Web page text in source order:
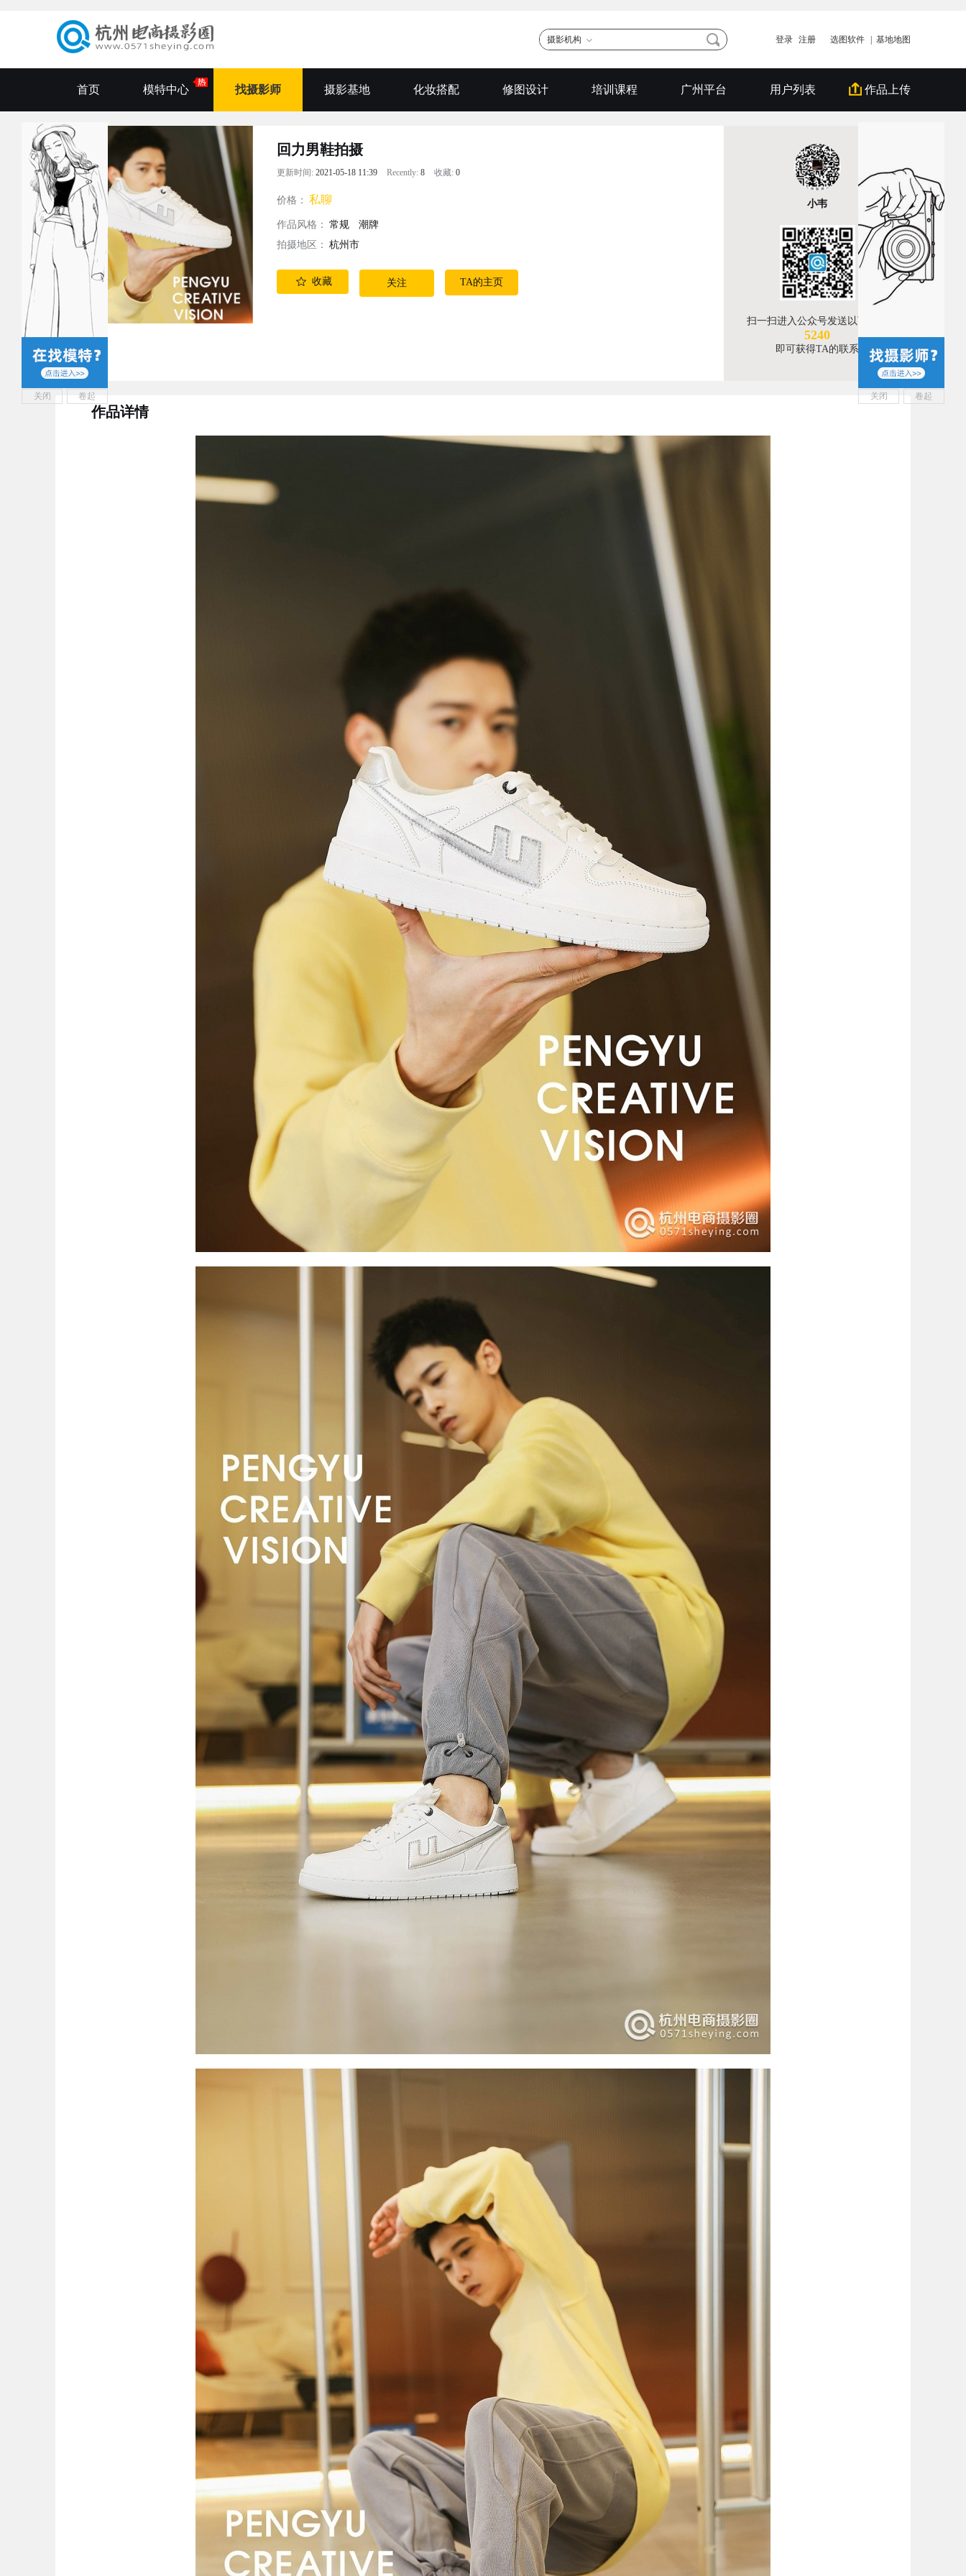
关闭 卷起 关闭 卷起
摄影机构 登录 注册 选图软件 | 基地地图
首页 模特中心 找摄影师 摄影基地 化妆搭配 修图设计 培训课程 广州平台 用户列表 作品上传
回力男鞋拍摄
更新时间: 2021-05-18 11:39 Recently: 8 收藏: 0
价格： 私聊
作品风格： 常规
潮牌
拍摄地区： 杭州市
收藏 关注 TA的主页
小韦
扫一扫进入公众号发送以下文字
5240
即可获得TA的联系
作品详情